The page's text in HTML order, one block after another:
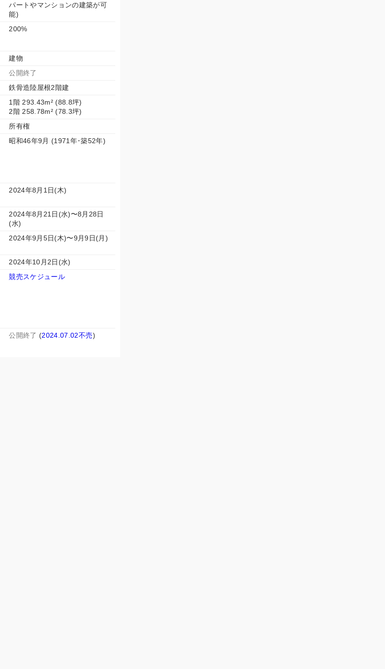
パートやマンションの建築が可
能)
200%
建物
公開終了
鉄骨造陸屋根2階建
1階 293.43m² (88.8坪)
2階 258.78m² (78.3坪)
所有権
昭和46年9月 (1971年･築52年)
2024年8月1日(木)
2024年8月21日(水)〜8月28日
(水)
2024年9月5日(木)〜9月9日(月)
2024年10月2日(水)
競売スケジュール
公開終了 (2024.07.02不売)